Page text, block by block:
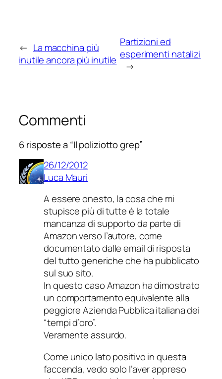
← La macchina più
inutile ancora più inutile
Partizioni ed
esperimenti natalizi
→
Commenti
6 risposte a “Il poliziotto grep”
26/12/2012
Luca Mauri
A essere onesto, la cosa che mi
stupisce più di tutte è la totale
mancanza di supporto da parte di
Amazon verso l’autore, come
documentato dalle email di risposta
del tutto generiche che ha pubblicato
sul suo sito.
In questo caso Amazon ha dimostrato
un comportamento equivalente alla
peggiore Azienda Pubblica italiana dei
“tempi d’oro”.
Veramente assurdo.
Come unico lato positivo in questa
faccenda, vedo solo l’aver appreso